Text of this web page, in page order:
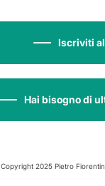
Iscriviti
Hai bisogno di
Copyright 2025 Pietro